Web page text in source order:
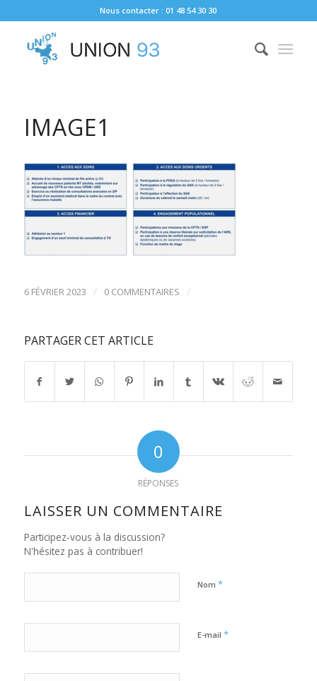
Nous contacter : 01 48 54 30 30
IMAGE1
6 FÉVRIER 2023 / 0 COMMENTAIRES /
PARTAGER CET ARTICLE
0
RÉPONSES
LAISSER UN COMMENTAIRE
Participez-vous à la discussion?
N'hésitez pas à contribuer!
Nom *
E-mail *